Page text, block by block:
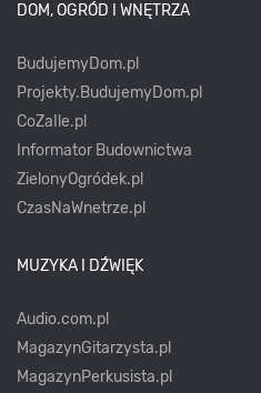
DOM, OGRÓD I WNĘTRZA
BudujemyDom.pl
Projekty.BudujemyDom.pl
CoZaIle.pl
Informator Budownictwa
ZielonyOgródek.pl
CzasNaWnetrze.pl
MUZYKA I DŹWIĘK
Audio.com.pl
MagazynGitarzysta.pl
MagazynPerkusista.pl